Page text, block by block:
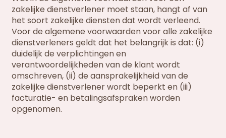
zakelijke dienstverlener moet staan, hangt af van
het soort zakelijke diensten dat wordt verleend.
Voor de algemene voorwaarden voor alle zakelijke
dienstverleners geldt dat het belangrijk is dat: (i)
duidelijk de verplichtingen en
verantwoordelijkheden van de klant wordt
omschreven, (ii) de aansprakelijkheid van de
zakelijke dienstverlener wordt beperkt en (iii)
facturatie- en betalingsafspraken worden
opgenomen.